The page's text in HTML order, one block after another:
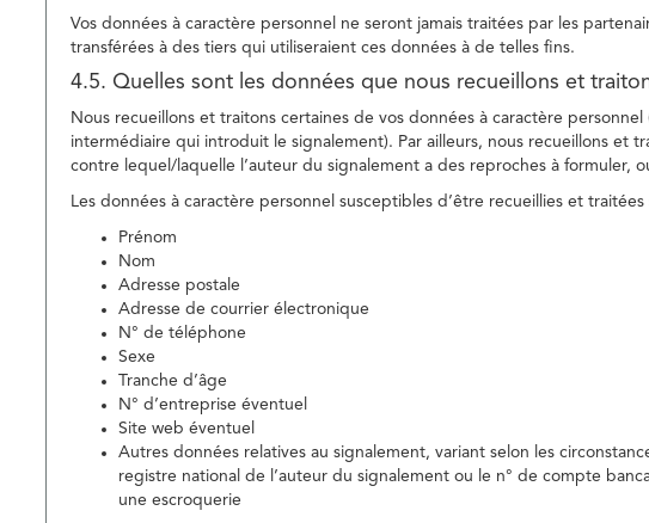
Vos données à caractère personnel ne seront jamais traitées par les
transférées à des tiers qui utiliseraient ces données à de telles fins.
4.5. Quelles sont les données que nous recueillons et
Nous recueillons et traitons certaines de vos données à caractère
intermédiaire qui introduit le signalement). Par ailleurs, nous recueillons et
contre lequel/laquelle l’auteur du signalement a des reproches à formuler,
Les données à caractère personnel susceptibles d’être recueillies et traitées
Prénom
Nom
Adresse postale
Adresse de courrier électronique
N° de téléphone
Sexe
Tranche d’âge
N° d’entreprise éventuel
Site web éventuel
Autres données relatives au signalement, variant selon les
registre national de l’auteur du signalement ou le n° de compte
une escroquerie